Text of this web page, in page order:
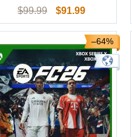
$99.99 $91.99
–64%